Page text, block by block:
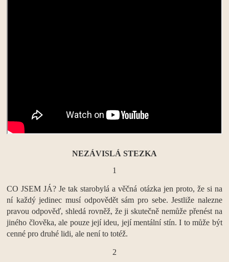
NEZÁVISLÁ STEZKA
1
CO JSEM JÁ? Je tak starobylá a věčná otázka jen proto, že si na
ní každý jedinec musí odpovědět sám pro sebe. Jestliže nalezne
pravou odpověď, shledá rovněž, že ji skutečně nemůže přenést na
jiného člověka, ale pouze její ideu, její mentální stín. I to může být
cenné pro druhé lidi, ale není to totéž.
2